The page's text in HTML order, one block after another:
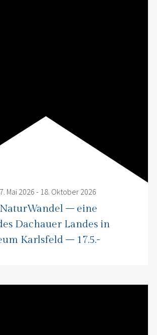
Mai 2026 - 18. Oktober 2026
– eine
Dachauer Landes in
Karlsfeld – 17.5.-